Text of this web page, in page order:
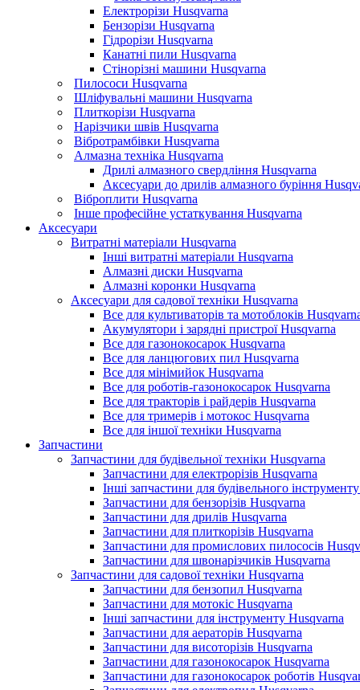
Електрорізи Husqvarna
Бензорізи Husqvarna
Гідрорізи Husqvarna
Канатні пили Husqvarna
Стінорізні машини Husqvarna
Пилососи Husqvarna
Шліфувальні машини Husqvarna
Плиткорізи Husqvarna
Нарізчики швів Husqvarna
Вібротрамбівки Husqvarna
Алмазна техніка Husqvarna
Дрилі алмазного свердління Husqvarna
Аксесуари до дрилів алмазного буріння
Віброплити Husqvarna
Інше професійне устаткування Husqvarna
Аксесуари
Витратні матеріали Husqvarna
Інші витратні матеріали Husqvarna
Алмазні диски Husqvarna
Алмазні коронки Husqvarna
Аксесуари для садової техніки Husqvarna
Все для культиваторів та мотоблоків
Акумулятори і зарядні пристрої Husqvarna
Все для газонокосарок Husqvarna
Все для ланцюгових пил Husqvarna
Все для мінімийок Husqvarna
Все для роботів-газонокосарок Husqvarna
Все для тракторів і райдерів Husqvarna
Все для тримерів і мотокос Husqvarna
Все для іншої техніки Husqvarna
Запчастини
Запчастини для будівельної техніки Husqvarna
Запчастини для електрорізів Husqvarna
Інші запчастини для будівельного
Запчастини для бензорізів Husqvarna
Запчастини для дрилів Husqvarna
Запчастини для плиткорізів Husqvarna
Запчастини для промислових пилососів
Запчастини для швонарізчиків Husqvarna
Запчастини для садової техніки Husqvarna
Запчастини для бензопил Husqvarna
Запчастини для мотокіс Husqvarna
Інші запчастини для інструменту Husqvarna
Запчастини для аераторів Husqvarna
Запчастини для висоторізів Husqvarna
Запчастини для газонокосарок Husqvarna
Запчастини для газонокосарок роботів